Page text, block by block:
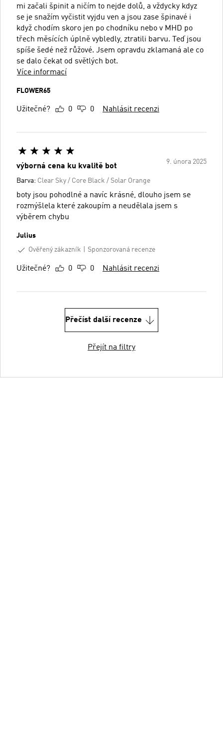
mi začali špinit a ničím to nejde dolů, a vždycky kdyz
se je snažím vyčistit vyjdu ven a jsou zase špinavé i
když chodím skoro jen po chodníku nebo v MHD po
třech měsících úplně vybledly, ztratili barvu. Teď jsou
spíše šedé než růžové. Jsem opravdu zklamaná ale co
se dalo čekat od světlých bot.
Více informací
FLOWER65
Užitečné? 0 0 Nahlásit recenzi
9. února 2025
výborná cena ku kvalitě bot
Barva: Clear Sky / Core Black / Solar Orange
boty jsou pohodlné a navíc krásné, dlouho jsem se
rozmýšlela které zakoupím a neudělala jsem s
výběrem chybu
Julius
Ověřený zákazník
Sponzorovaná recenze
Užitečné? 0 0 Nahlásit recenzi
Přečíst další recenze
Přejít na filtry